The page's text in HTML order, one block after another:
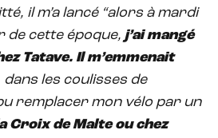
il m’a lancé “alors à mardi
de cette époque, j’ai mangé
Tatave. Il m’emmenait
dans les coulisses de
remplacer mon vélo par un
Croix de Malte ou chez